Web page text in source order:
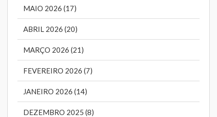
MAIO 2026 (17)
ABRIL 2026 (20)
MARÇO 2026 (21)
FEVEREIRO 2026 (7)
JANEIRO 2026 (14)
DEZEMBRO 2025 (8)